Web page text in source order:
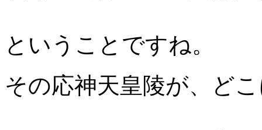
ということですね。
その応神天皇陵が、ど